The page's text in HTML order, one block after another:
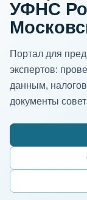
УФНС
Портал для
экспертов:
данным,
документы